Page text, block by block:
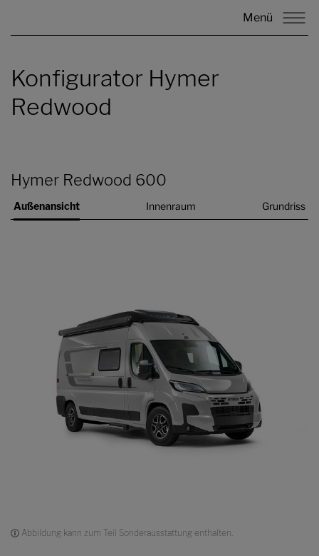
Menü
Konfigurator Hymer
Redwood
Hymer Redwood 600
Außenansicht Innenraum Grundriss
Abbildung kann zum Teil Sonderausstattung enthalten.